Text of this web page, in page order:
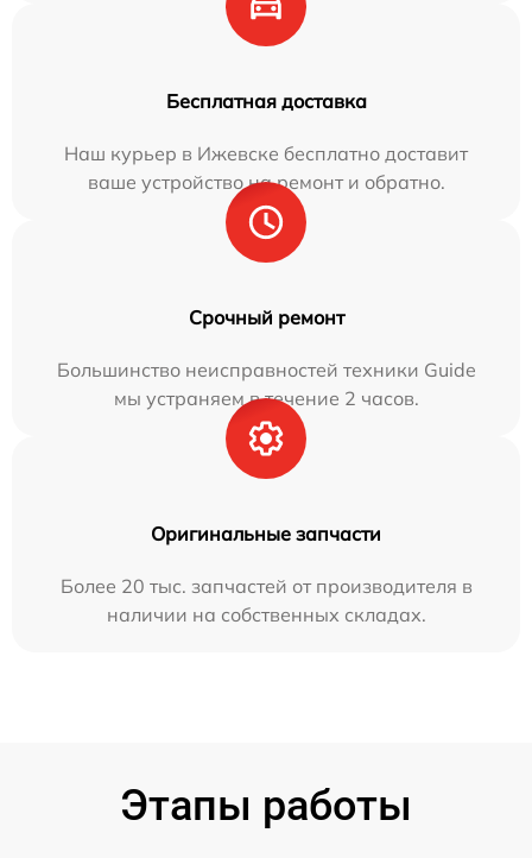
Бесплатная доставка
Наш курьер в Ижевске бесплатно доставит
ваше устройство на ремонт и обратно.
Срочный ремонт
Большинство неисправностей техники Guide
мы устраняем в течение 2 часов.
Оригинальные запчасти
Более 20 тыс. запчастей от производителя в
наличии на собственных складах.
Этапы работы